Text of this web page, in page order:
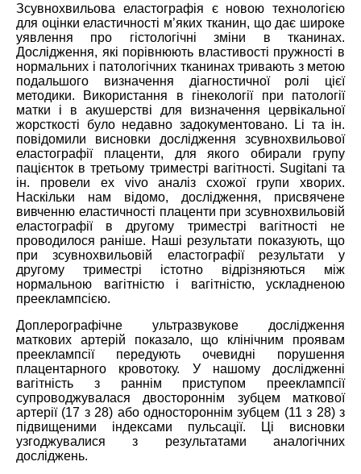
Зсувнохвильова еластографія є новою технологією
для оцінки еластичності м’яких тканин, що дає широке
уявлення про гістологічні зміни в тканинах.
Дослідження, які порівнюють властивості пружності в
нормальних і патологічних тканинах тривають з метою
подальшого визначення діагностичної ролі цієї
методики. Використання в гінекології при патології
матки і в акушерстві для визначення цервікальної
жорсткості було недавно задокументовано. Li та ін.
повідомили висновки дослідження зсувнохвильової
еластографії плаценти, для якого обирали групу
пацієнток в третьому триместрі вагітності. Sugitani та
ін. провели ex vivo аналіз схожої групи хворих.
Наскільки нам відомо, дослідження, присвячене
вивченню еластичності плаценти при зсувнохвильовій
еластографії в другому триместрі вагітності не
проводилося раніше. Наші результати показують, що
при зсувнохвильовій еластографії результати у
другому триместрі істотно відрізняються між
нормальною вагітністю і вагітністю, ускладненою
прееклампсією.
Доплерографічне ультразвукове дослідження
маткових артерій показало, що клінічним проявам
прееклампсії передують очевидні порушення
плацентарного кровотоку. У нашому дослідженні
вагітність з раннім приступом прееклампсії
супроводжувалася двостороннім зубцем маткової
артерії (17 з 28) або одностороннім зубцем (11 з 28) з
підвищеними індексами пульсації. Ці висновки
узгоджувалися з результатами аналогічних
досліджень.